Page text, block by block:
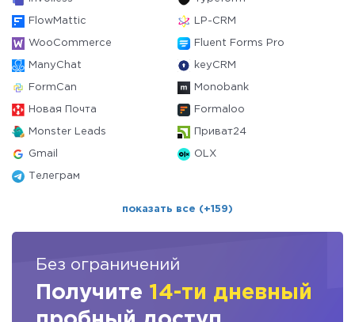
FlowMattic LP-CRM
WooCommerce Fluent Forms Pro
ManyChat keyCRM
FormCan Monobank
Новая Почта Formaloo
Monster Leads Приват24
Gmail OLX
Телеграм
показать все (+159)
Без ограничений
Получите 14-ти дневный